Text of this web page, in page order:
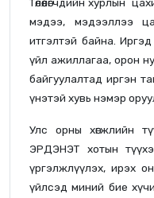
мэдээ, мэдээллээ
итгэлтэй байна. Иргэд та
үйл ажиллагаа, орон
байгуулалтад иргэн
үнэтэй хувь нэмэр
Улс орны хөгжлийн
ЭРДЭНЭТ хотын
үргэлжлүүлэх, ирэх
үйлсэд миний бие